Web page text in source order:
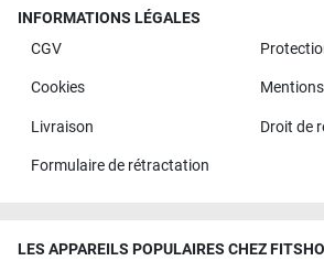
INFORMATIONS LÉGALES
CGV
Cookies
Livraison Droit de
Formulaire de rétractation
LES APPAREILS POPULAIRES CHEZ